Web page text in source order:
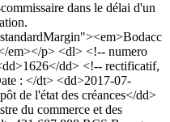
dans le délai d'un
em></p> <dl> <!-- numero
dd> <!-- rectificatif,
: </dt> <dd>2017-07-
de l'état des créances</dd>
du commerce et des